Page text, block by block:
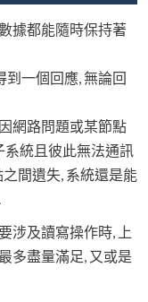
據都能隨時保持著
一個回應, 無論回
網路問題或某節點
統且彼此無法通訊
間遺失, 系統還是能
涉及讀寫操作時, 上
多盡量滿足, 又或是